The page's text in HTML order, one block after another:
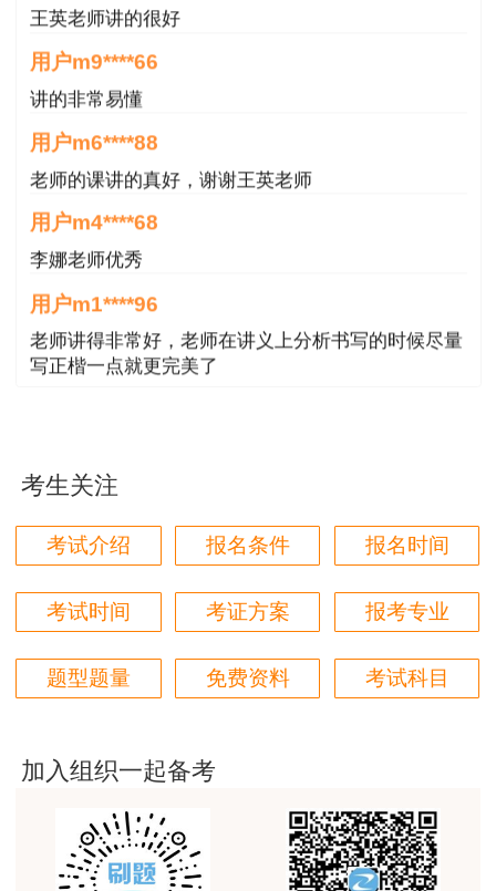
王英老师讲的很好
用户m9****66
讲的非常易懂
用户m6****88
老师的课讲的真好，谢谢王英老师
用户m4****68
李娜老师优秀
用户m1****96
老师讲得非常好，老师在讲义上分析书写的时候尽量
写正楷一点就更完美了
用户85****06
真的是把学习变成自己能理解的语言最重要！
用户m1****88
太喜欢王英老师了
平台历史购买的课程，老师讲的多非常好
老师讲的很细致很认真，课件准备充分也非常有耐
用户m0****88
考生关注
考试介绍 报名条件 报名时间
考试时间 考证方案 报考专业
题型题量 免费资料 考试科目
加入组织一起备考